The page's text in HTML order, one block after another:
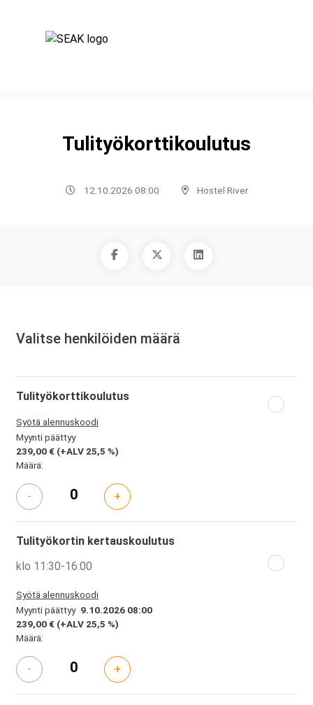
Tulityökorttikoulutus
12.10.2026 08:00 Hostel River
Valitse henkilöiden määrä
Tulityökorttikoulutus
Syötä alennuskoodi
Myynti päättyy
239,00 € (+ALV 25,5 %)
Määrä:
- +
Tulityökortin kertauskoulutus
klo 11:30-16:00
Syötä alennuskoodi
Myynti päättyy 9.10.2026 08:00
239,00 € (+ALV 25,5 %)
Määrä:
- +